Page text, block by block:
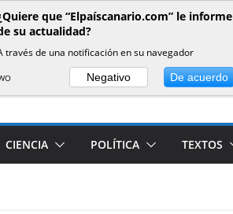
CIENCIA POLÍTICA TEXTOS
que “Elpaíscanario.com” le informe
su actualidad?
través de una notificación en su navegador
Negativo De acuerdo